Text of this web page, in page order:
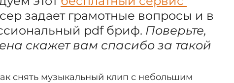
задает грамотные вопросы и в
pdf бриф. Поверьте,
скажет вам спасибо за такой
снять музыкальный клип с небольшим